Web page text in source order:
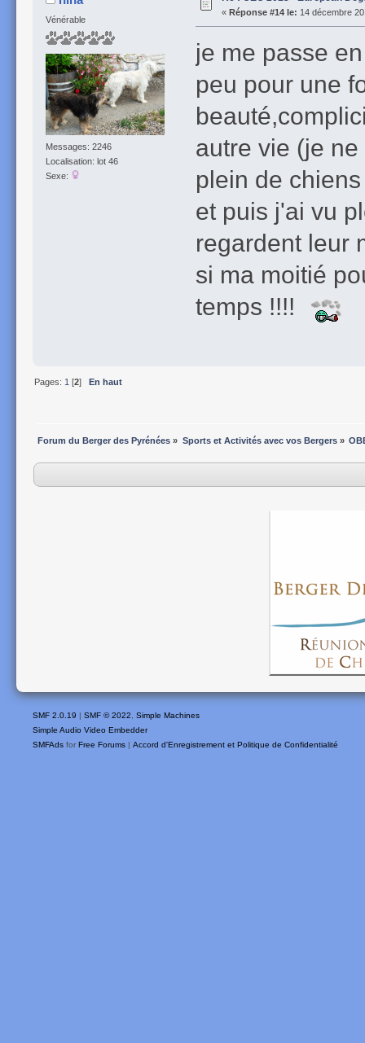
Vénérable
Messages: 2246
Localisation: lot 46
Sexe:
« Réponse #14 le: 14 décembre
je me passe
peu pour une
autre vie (je
plein de
et puis j'ai vu
regardent leur
si ma moitié
temps !!!!
Pages: 1 [2] En haut
Forum du Berger des Pyrénées » Sports et Activités avec vos Bergers»
SMF 2.0.19 SMF © 2022, Simple Machines
Simple Audio Video Embedder
SMFAds for Free Forums Accord d'Enregistrement et Politique de Confidentialité